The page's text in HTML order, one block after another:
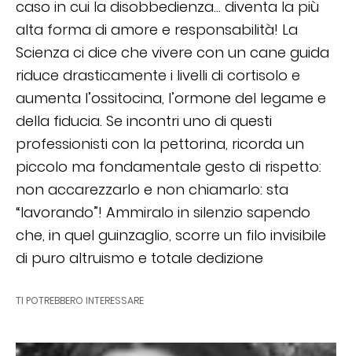
caso in cui la disobbedienza… diventa la più
alta forma di amore e responsabilità! La
Scienza ci dice che vivere con un cane guida
riduce drasticamente i livelli di cortisolo e
aumenta l’ossitocina, l’ormone del legame e
della fiducia. Se incontri uno di questi
professionisti con la pettorina, ricorda un
piccolo ma fondamentale gesto di rispetto:
non accarezzarlo e non chiamarlo: sta
“lavorando”! Ammiralo in silenzio sapendo
che, in quel guinzaglio, scorre un filo invisibile
di puro altruismo e totale dedizione
TI POTREBBERO INTERESSARE